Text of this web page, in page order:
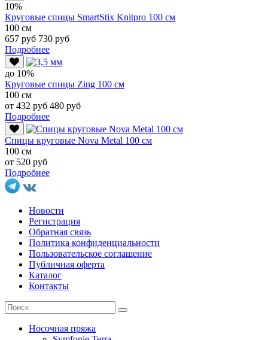
10%
Круговые спицы SmartStix Knitpro 100 см
100 см
657 руб 730 руб
Подробнее
до 10%
Круговые спицы Zing 100 см
100 см
от 432 руб 480 руб
Подробнее
Спицы круговые Nova Metal 100 см
100 см
от 520 руб
Подробнее
Новости
Регистрация
Обратная связь
Политика конфиденциальности
Пользовательское соглашение
Публичная оферта
Каталог
Контакты
Носочная пряжа